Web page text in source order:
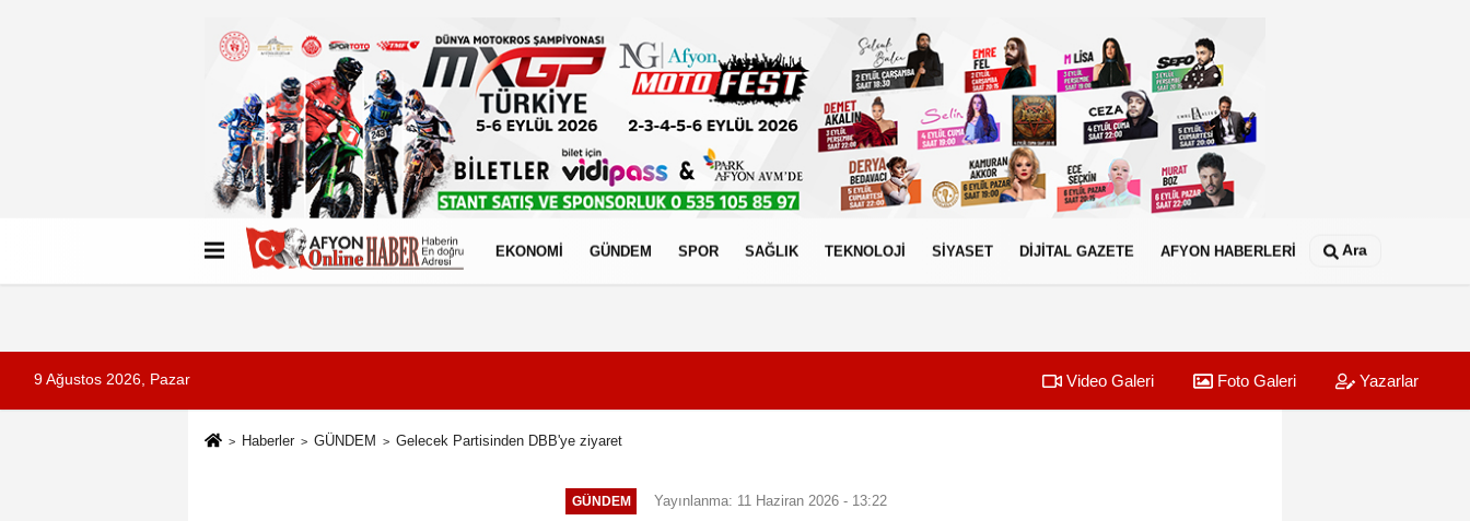
Künye İletişim Çerez Politikası
EKONOMİ GÜNDEM SPOR SAĞLIK TEKNOLOJİ SİYASET DİJİTAL GAZETE AFYON HABERLERİ Ara
9 Ağustos 2026, Pazar Video Galeri Foto Galeri Yazarlar
Haberler GÜNDEM Gelecek Partisinden DBB'ye ziyaret
GÜNDEM Yayınlanma: 11 Haziran 2026 - 13:22